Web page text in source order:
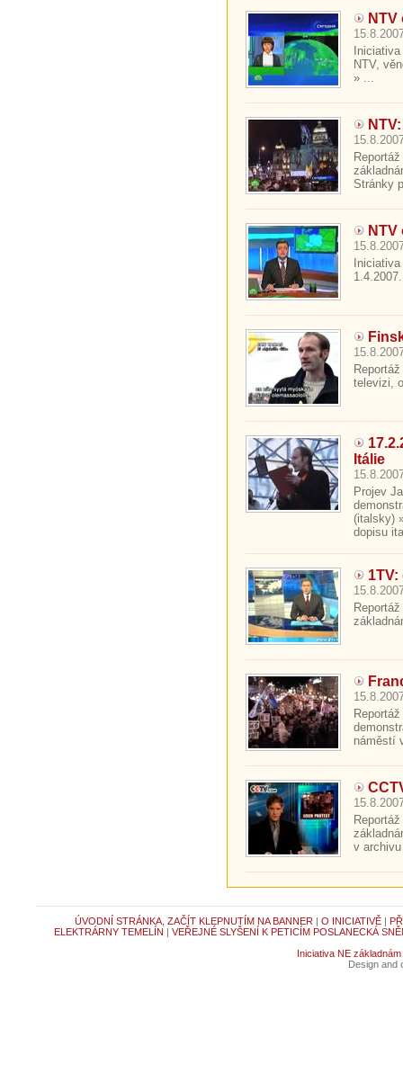
NTV,
» ...
Stránky
televizi,
Itálie
Projev
(italsky)
dopisu
náměstí
v
ÚVODNÍ STRÁNKA, ZAČÍT KLEPNUTÍM NA BANNER | O INICIATIVĚ|
ELEKTRÁRNY TEMELÍN | VEŘEJNÉ SLYŠENÍ K PETICÍM POSLANECKÁ
Iniciativa NE základnám
Design and